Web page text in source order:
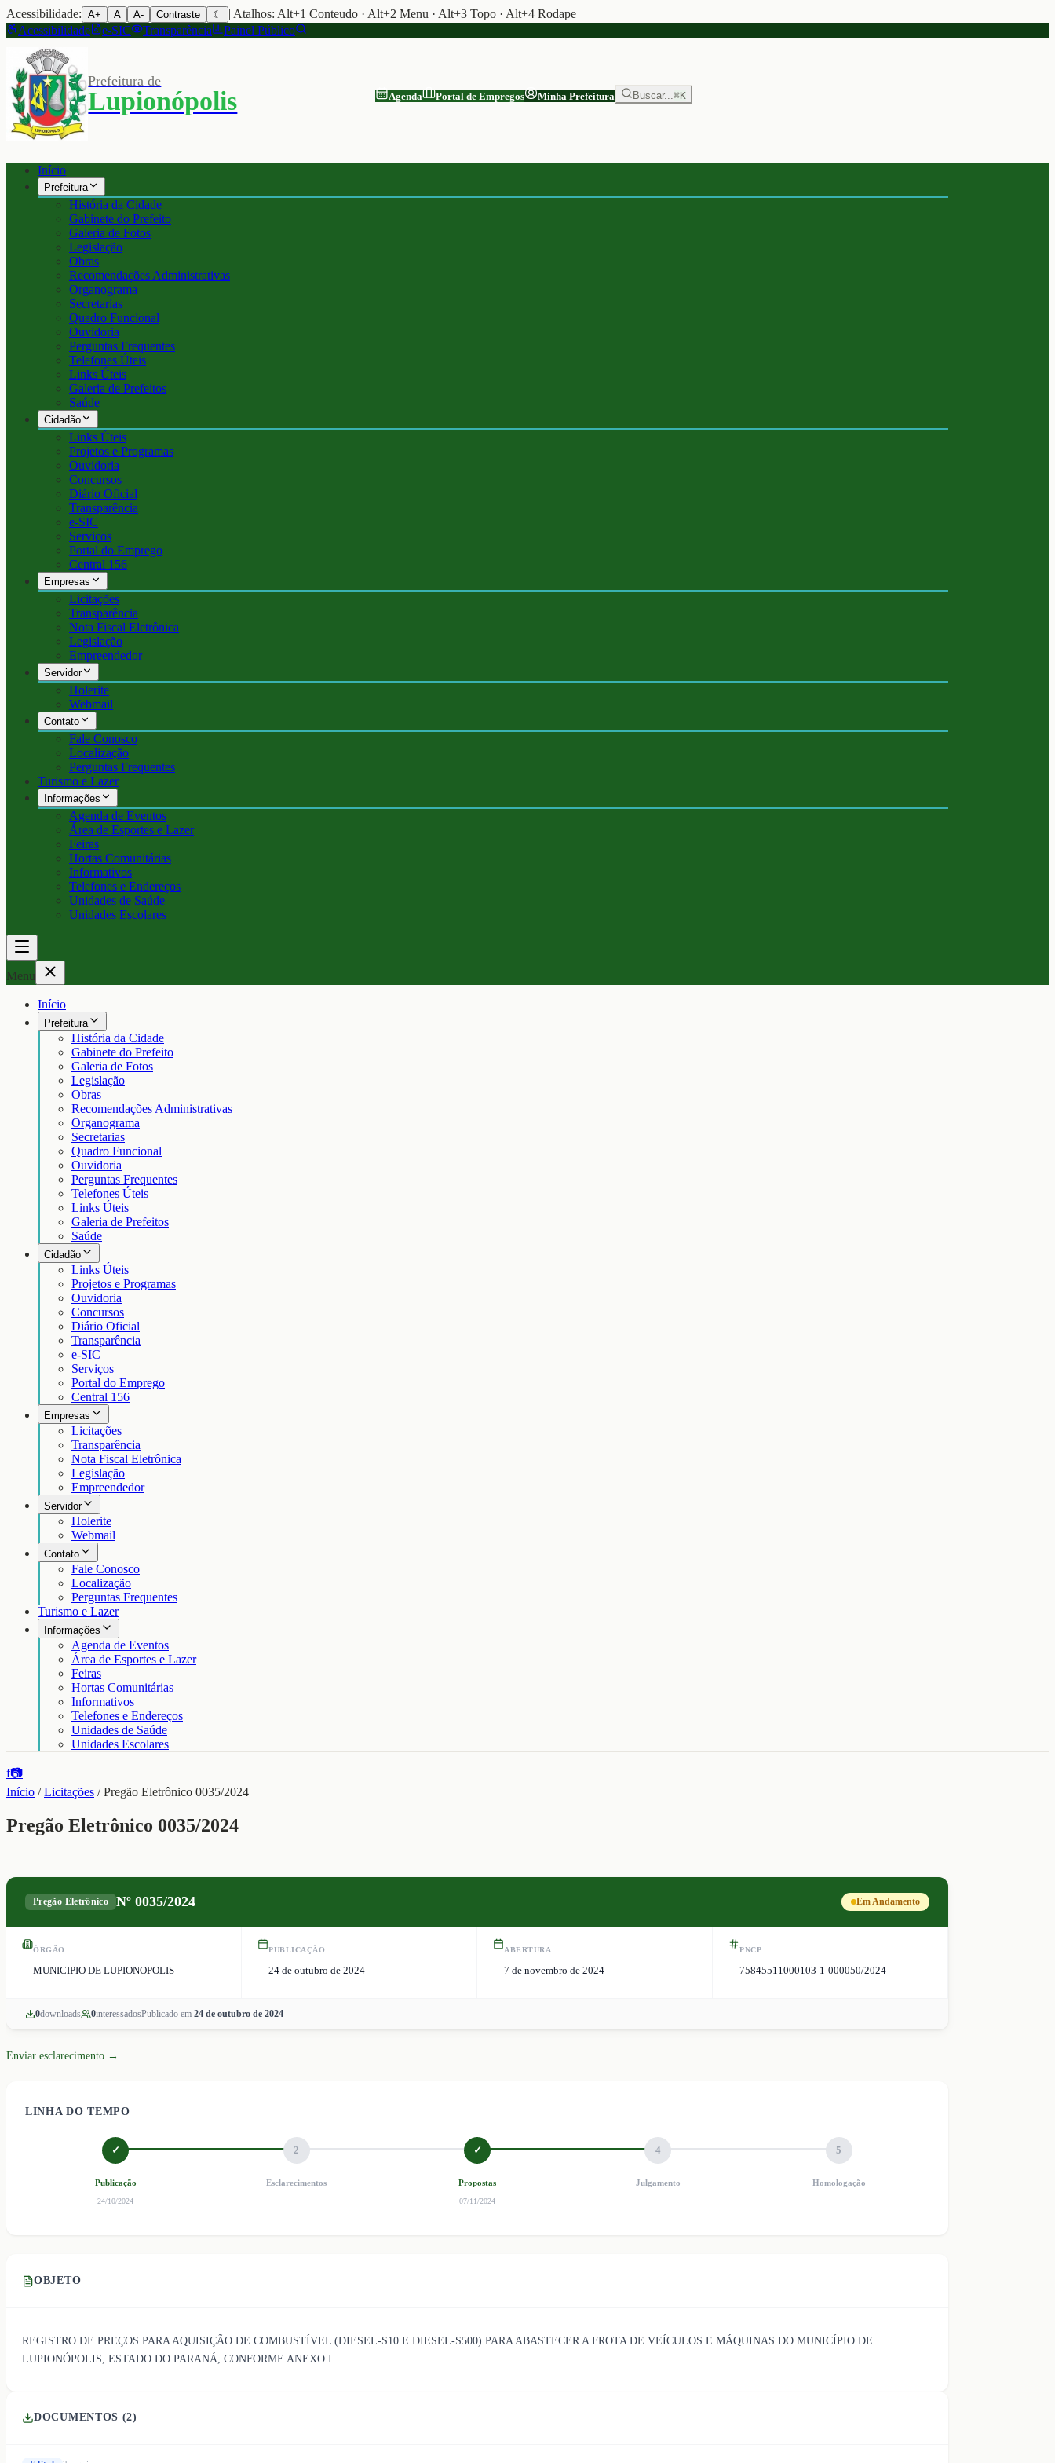
Acessibilidade: A+ A A- Contraste ☾
| Atalhos: Alt+1 Conteudo · Alt+2 Menu · Alt+3 Topo · Alt+4 Rodape
Acessibilidade
e-SIC Transparência Painel Público
Prefeitura de
Lupionópolis Agenda Portal de Empregos Minha Prefeitura Buscar...⌘K
Início
Prefeitura
História da Cidade
Gabinete do Prefeito
Galeria de Fotos
Legislação
Obras
Recomendações Administrativas
Organograma
Secretarias
Quadro Funcional
Ouvidoria
Perguntas Frequentes
Telefones Úteis
Links Úteis
Galeria de Prefeitos
Saúde
Cidadão
Links Úteis
Projetos e Programas
Ouvidoria
Concursos
Diário Oficial
Transparência
e-SIC
Serviços
Portal do Emprego
Central 156
Empresas
Licitações
Transparência
Nota Fiscal Eletrônica
Legislação
Empreendedor
Servidor
Holerite
Webmail
Contato
Fale Conosco
Localização
Perguntas Frequentes
Turismo e Lazer
Informações
Agenda de Eventos
Área de Esportes e Lazer
Feiras
Hortas Comunitárias
Informativos
Telefones e Endereços
Unidades de Saúde
Unidades Escolares
Menu
Início
Prefeitura
História da Cidade
Gabinete do Prefeito
Galeria de Fotos
Legislação
Obras
Recomendações Administrativas
Organograma
Secretarias
Quadro Funcional
Ouvidoria
Perguntas Frequentes
Telefones Úteis
Links Úteis
Galeria de Prefeitos
Saúde
Cidadão
Links Úteis
Projetos e Programas
Ouvidoria
Concursos
Diário Oficial
Transparência
e-SIC
Serviços
Portal do Emprego
Central 156
Empresas
Licitações
Transparência
Nota Fiscal Eletrônica
Legislação
Empreendedor
Servidor
Holerite
Webmail
Contato
Fale Conosco
Localização
Perguntas Frequentes
Turismo e Lazer
Informações
Agenda de Eventos
Área de Esportes e Lazer
Feiras
Hortas Comunitárias
Informativos
Telefones e Endereços
Unidades de Saúde
Unidades Escolares
f📷
Início /Licitações /Pregão Eletrônico 0035/2024
Pregão Eletrônico 0035/2024
Pregão Eletrônico Nº0035/2024 Em Andamento
ÓRGÃO
MUNICIPIO DE LUPIONOPOLIS
PUBLICAÇÃO
24 de outubro de 2024
ABERTURA
7 de novembro de 2024
PNCP
75845511000103-1-000050/2024
0downloads 0interessadosPublicado em 24 de outubro de 2024
Enviar esclarecimento →
LINHA DO TEMPO
✓
Publicação
24/10/2024
2
Esclarecimentos
✓
Propostas
07/11/2024
4
Julgamento
5
Homologação
OBJETO
REGISTRO DE PREÇOS PARA AQUISIÇÃO DE COMBUSTÍVEL (DIESEL-S10 E DIESEL-S500) PARA ABASTECER A FROTA DE VEÍCULOS E MÁQUINAS DO MUNICÍPIO DE
LUPIONÓPOLIS, ESTADO DO PARANÁ, CONFORME ANEXO I.
DOCUMENTOS (2)